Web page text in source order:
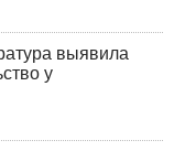
выявила
у